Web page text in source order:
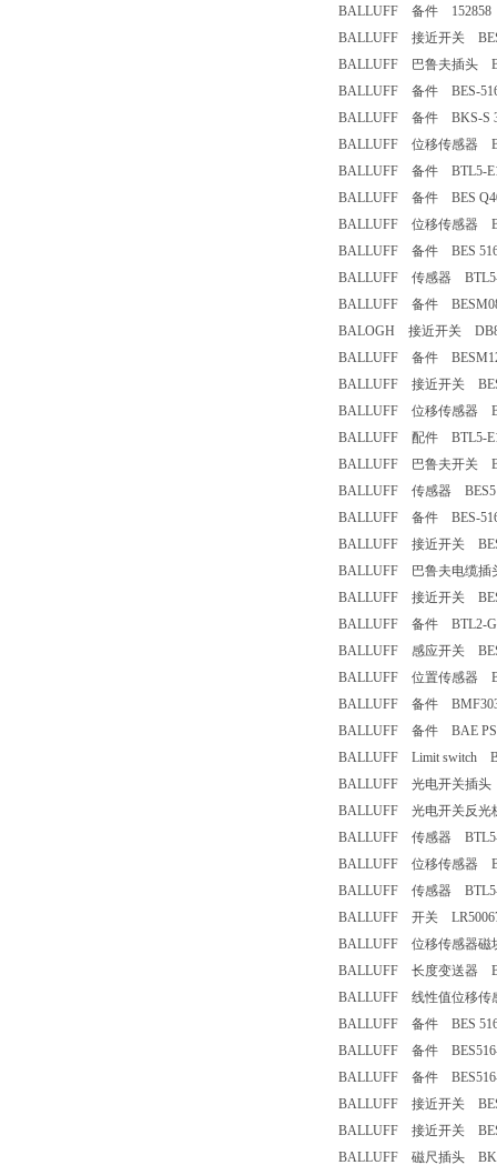
BALLUFF 备件 152858
BALLUFF 接近开关
BALLUFF 巴鲁夫插头
BALLUFF 备件 BES-
BALLUFF 备件 BKS-S
BALLUFF 位移传感器
BALLUFF 备件 BTL5-
BALLUFF 备件 BES
BALLUFF 位移传感器
BALLUFF 备件 BES
BALLUFF 传感器 BTL5-
BALLUFF 备件
BALOGH 接近开关
BALLUFF 备件
BALLUFF 接近开关
BALLUFF 位移传感器
BALLUFF 配件 BTL5-
BALLUFF 巴鲁夫开关
BALLUFF 传感器
BALLUFF 备件 BES-
BALLUFF 接近开关
BALLUFF 巴鲁夫电缆插
BALLUFF 接近开关
BALLUFF 备件 BTL2-
BALLUFF 感应开关 BES
BALLUFF 位置传感器
BALLUFF 备件
BALLUFF 备件 BAE PS-
BALLUFF Limit switch
BALLUFF 光电开关插
BALLUFF 光电开关反光
BALLUFF 传感器 BTL5-
BALLUFF 位移传感器
BALLUFF 传感器 BTL5-
BALLUFF 开关
BALLUFF 位移传感器磁
BALLUFF 长度变送器
BALLUFF 线性值位移传
BALLUFF 备件 BES
BALLUFF 备件 BES516-
BALLUFF 备件 BES516-
BALLUFF 接近开关
BALLUFF 接近开关
BALLUFF 磁尺插头